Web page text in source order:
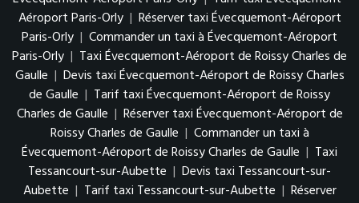
Aéroport Paris-Orly | Réserver taxi Évecquemont-Aéroport
Paris-Orly | Commander un taxi à Évecquemont-Aéroport
Paris-Orly | Taxi Évecquemont-Aéroport de Roissy Charles de
Gaulle | Devis taxi Évecquemont-Aéroport de Roissy Charles
de Gaulle | Tarif taxi Évecquemont-Aéroport de Roissy
Charles de Gaulle | Réserver taxi Évecquemont-Aéroport de
Roissy Charles de Gaulle | Commander un taxi à
Évecquemont-Aéroport de Roissy Charles de Gaulle | Taxi
Tessancourt-sur-Aubette | Devis taxi Tessancourt-sur-
Aubette | Tarif taxi Tessancourt-sur-Aubette | Réserver